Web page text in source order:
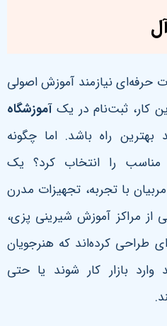
حرفه‌ای نیازمند آموزش اصولی
کار، ثبت‌نام در یکآموزشگاه
بهترین راه باشد. اما چگونه
را انتخاب کرد؟ یک
با تجربه، تجهیزات مدرن
از مراکز آموزش شیرینی پزی،
طراحی کرده‌اند که هنرجویان
وارد بازار کار شوند یا حتی